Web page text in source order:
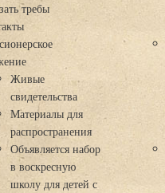
требы
Живые
свидетельства
Материалы для
распространения
Объявляется набор
в воскресную
школу для детей с